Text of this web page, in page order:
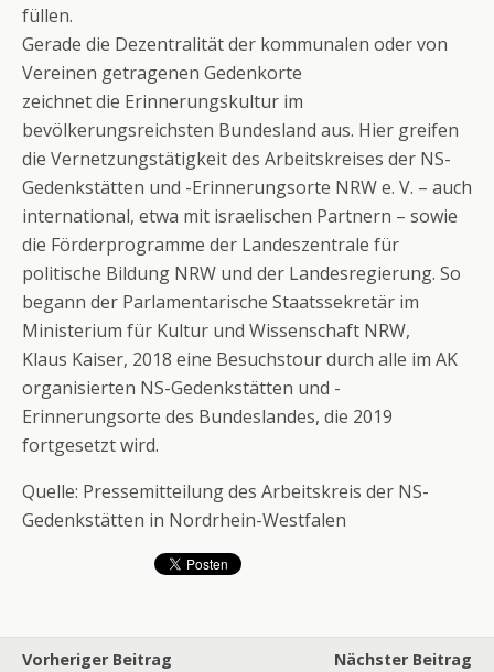
füllen.
Gerade die Dezentralität der kommunalen oder von
Vereinen getragenen Gedenkorte
zeichnet die Erinnerungskultur im
bevölkerungsreichsten Bundesland aus. Hier greifen
die Vernetzungstätigkeit des Arbeitskreises der NS-
Gedenkstätten und -Erinnerungsorte NRW e. V. – auch
international, etwa mit israelischen Partnern – sowie
die Förderprogramme der Landeszentrale für
politische Bildung NRW und der Landesregierung. So
begann der Parlamentarische Staatssekretär im
Ministerium für Kultur und Wissenschaft NRW,
Klaus Kaiser, 2018 eine Besuchstour durch alle im AK
organisierten NS-Gedenkstätten und -
Erinnerungsorte des Bundeslandes, die 2019
fortgesetzt wird.
Quelle: Pressemitteilung des Arbeitskreis der NS-
Gedenkstätten in Nordrhein-Westfalen
Vorheriger Beitrag
Nächster Beitrag